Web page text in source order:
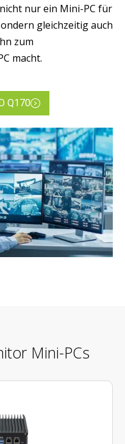
nur ein Mini-PC für
gleichzeitig auch
zum
macht.
Q170
Mini-PCs